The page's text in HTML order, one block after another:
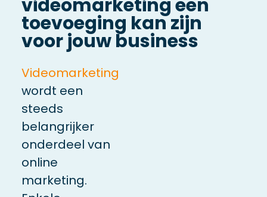
videomarketing een
toevoeging kan zijn
voor jouw business
Videomarketing
wordt een
steeds
belangrijker
onderdeel van
online
marketing.